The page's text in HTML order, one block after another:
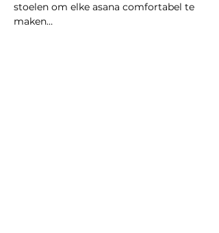
stoelen om elke asana comfortabel te
maken…